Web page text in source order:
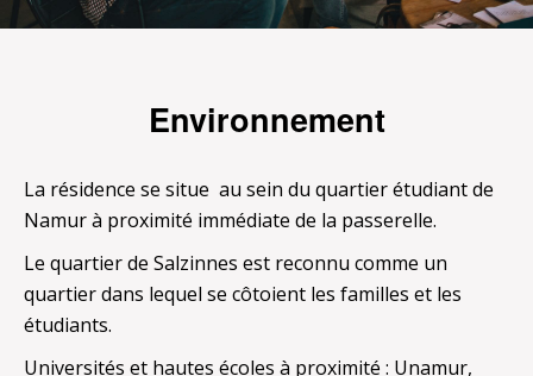
Environnement
La résidence se situe au sein du quartier étudiant de
Namur à proximité immédiate de la passerelle.
Le quartier de Salzinnes est reconnu comme un
quartier dans lequel se côtoient les familles et les
étudiants.
Universités et hautes écoles à proximité : Unamur,